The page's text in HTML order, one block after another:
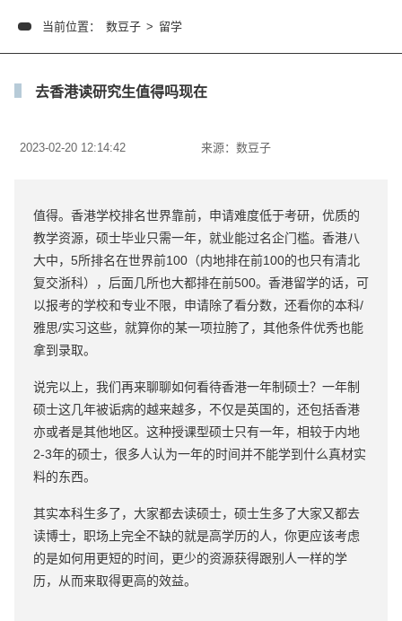
当前位置： 数豆子 > 留学
去香港读研究生值得吗现在
2023-02-20 12:14:42 来源： 数豆子
值得。香港学校排名世界靠前，申请难度低于考研，优质的
教学资源，硕士毕业只需一年，就业能过名企门槛。香港八
大中，5所排名在世界前100（内地排在前100的也只有清北
复交浙科），后面几所也大都排在前500。香港留学的话，可
以报考的学校和专业不限，申请除了看分数，还看你的本科/
雅思/实习这些，就算你的某一项拉胯了，其他条件优秀也能
拿到录取。
说完以上，我们再来聊聊如何看待香港一年制硕士？一年制
硕士这几年被诟病的越来越多，不仅是英国的，还包括香港
亦或者是其他地区。这种授课型硕士只有一年，相较于内地
2-3年的硕士，很多人认为一年的时间并不能学到什么真材实
料的东西。
其实本科生多了，大家都去读硕士，硕士生多了大家又都去
读博士，职场上完全不缺的就是高学历的人，你更应该考虑
的是如何用更短的时间，更少的资源获得跟别人一样的学
历，从而来取得更高的效益。